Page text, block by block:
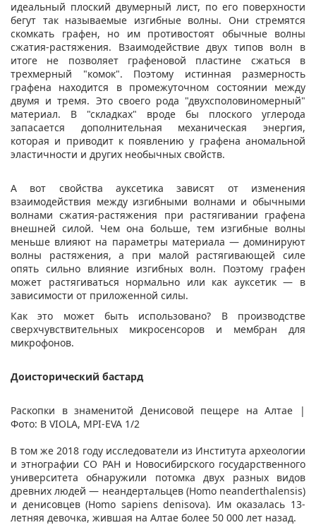
идеальный плоский двумерный лист, по его поверхности
бегут так называемые изгибные волны. Они стремятся
скомкать графен, но им противостоят обычные волны
сжатия-растяжения. Взаимодействие двух типов волн в
итоге не позволяет графеновой пластине сжаться в
трехмерный "комок". Поэтому истинная размерность
графена находится в промежуточном состоянии между
двумя и тремя. Это своего рода "двухсполовиномерный"
материал. В "складках" вроде бы плоского углерода
запасается дополнительная механическая энергия,
которая и приводит к появлению у графена аномальной
эластичности и других необычных свойств.
А вот свойства ауксетика зависят от изменения
взаимодействия между изгибными волнами и обычными
волнами сжатия-растяжения при растягивании графена
внешней силой. Чем она больше, тем изгибные волны
меньше влияют на параметры материала — доминируют
волны растяжения, а при малой растягивающей силе
опять сильно влияние изгибных волн. Поэтому графен
может растягиваться нормально или как ауксетик — в
зависимости от приложенной силы.
Как это может быть использовано? В производстве
сверхчувствительных микросенсоров и мембран для
микрофонов.
Доисторический бастард
Раскопки в знаменитой Денисовой пещере на Алтае |
Фото: B VIOLA, MPI-EVA 1/2
В том же 2018 году исследователи из Института археологии
и этнографии СО РАН и Новосибирского государственного
университета обнаружили потомка двух разных видов
древних людей — неандертальцев (Homo neanderthalensis)
и денисовцев (Homo sapiens denisova). Им оказалась 13-
летняя девочка, жившая на Алтае более 50 000 лет назад.